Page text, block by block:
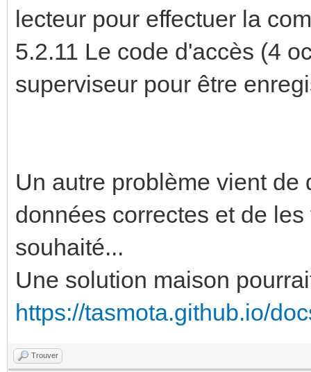
lecteur pour effectuer la
5.2.11 Le code d'accès (4
superviseur pour être
Un autre problème vient
données correctes et de
souhaité...
Une solution maison
https://tasmota.github.io/
Trouver